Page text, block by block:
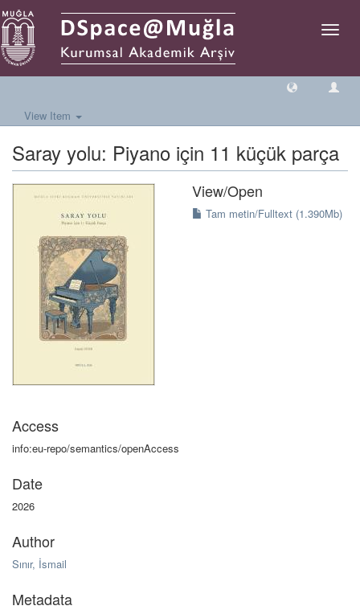
Toggle
View Item
Saray yolu: Piyano için 11 küçük parça
View/Open
Tam metin/Fulltext (1.390Mb)
Access
info:eu-repo/semantics/openAccess
Date
2026
Author
Sınır, İsmail
Metadata